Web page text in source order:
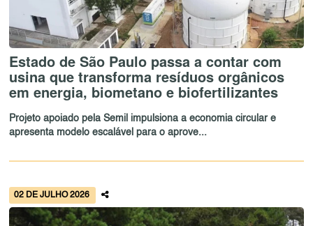
Estado de São Paulo passa a contar com
usina que transforma resíduos orgânicos
em energia, biometano e biofertilizantes
Projeto apoiado pela Semil impulsiona a economia circular e
apresenta modelo escalável para o aprove...
02 DE JULHO 2026